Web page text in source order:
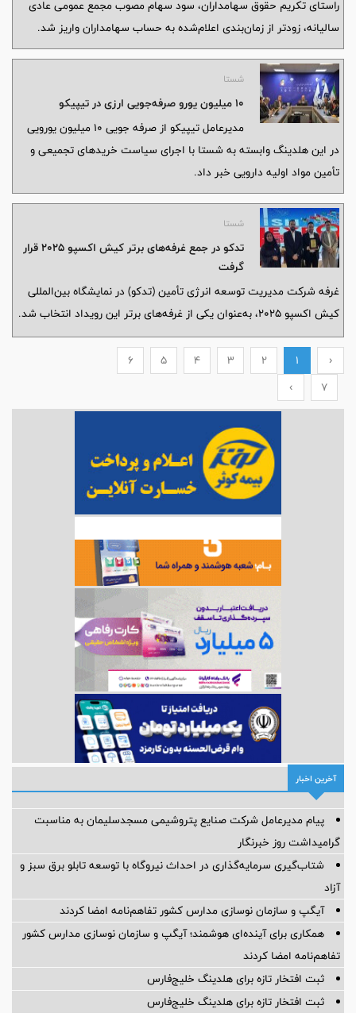
راستای تکریم حقوق سهامداران، سود سهام مصوب مجمع عمومی عادی
سالیانه، زودتر از زمان‌بندی اعلام‌شده به حساب سهامداران واریز شد.
شستا
۱۰ میلیون یورو صرفه‌جویی ارزی در تیپیکو
مدیرعامل تیپیکو از صرفه جویی ۱۰ میلیون یورویی
در این هلدینگ وابسته به شستا با اجرای سیاست خریدهای تجمیعی و
تأمین مواد اولیه دارویی خبر داد.
شستا
تدکو در جمع غرفه‌های برتر کیش اکسپو ۲۰۲۵ قرار
گرفت
غرفه شرکت مدیریت توسعه انرژی تأمین (تدکو) در نمایشگاه بین‌المللی
کیش اکسپو ۲۰۲۵، به‌عنوان یکی از غرفه‌های برتر این رویداد انتخاب شد.
‹
1
2
3
4
5
6
7
›
آخرین اخبار
پیام مدیرعامل شركت صنایع پتروشیمی مسجدسلیمان به مناسبت
گرامیداشت روز خبرنگار
شتاب‌گیری سرمایه‌گذاری در احداث نیروگاه با توسعه تابلو برق سبز و
آزاد
آیگپ و سازمان نوسازی مدارس کشور تفاهم‌نامه امضا کردند
همکاری برای آینده‌ای هوشمند؛ آیگپ و سازمان نوسازی مدارس کشور
تفاهم‌نامه امضا کردند
ثبت افتخار تازه برای هلدینگ خلیج‌فارس
ثبت افتخار تازه برای هلدینگ خلیج‌فارس